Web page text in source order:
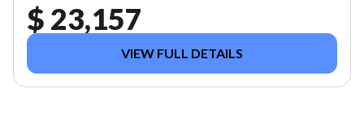
$ 23,157
VIEW FULL DETAILS